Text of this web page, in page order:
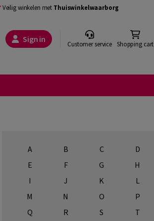
Veilig winkelen met Thuiswinkelwaarborg
Sign in Customer service Shopping cart
A B C
D
E
F G
H
I
J K
L
M
N O
P
Q
R S
T